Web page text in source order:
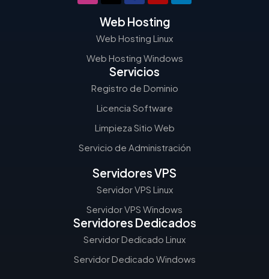
Web Hosting
Web Hosting Linux
Web Hosting Windows
Servicios
Registro de Dominio
Licencia Software
Limpieza Sitio Web
Servicio de Administración
Servidores VPS
Servidor VPS Linux
Servidor VPS Windows
Servidores Dedicados
Servidor Dedicado Linux
Servidor Dedicado Windows